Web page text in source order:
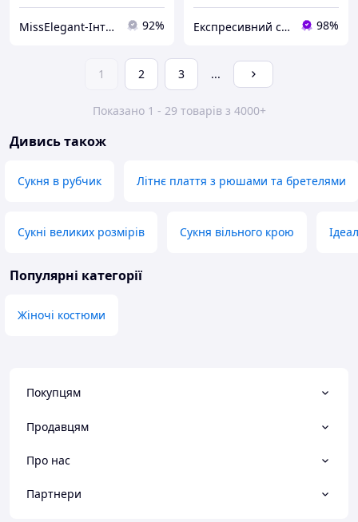
MissElegant-Інтернет магазин одягу 92% Експресивний стиль 98%
1 2 3 ...
Показано 1 - 29 товарів з 4000+
Дивись також
Сукня в рубчик Літнє плаття з рюшами та бретелями
Сукні великих розмірів Сукня вільного крою
Популярні категорії
Жіночі костюми
Покупцям
Продавцям
Про нас
Партнери